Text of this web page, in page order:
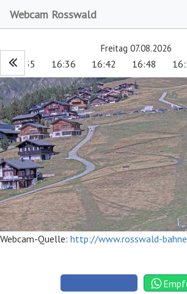
Webcam Rosswald
Freitag 07.08.2026
16:35 16:36 16:42 16:48
Webcam-Quelle: http://www.rosswald-